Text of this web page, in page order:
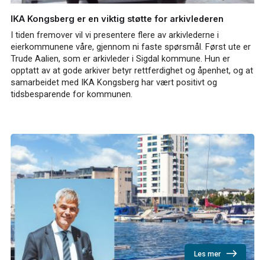
IKA Kongsberg er en viktig støtte for arkivlederen
I tiden fremover vil vi presentere flere av arkivlederne i
eierkommunene våre, gjennom ni faste spørsmål. Først ute er
Trude Aalien, som er arkivleder i Sigdal kommune. Hun er
opptatt av at gode arkiver betyr rettferdighet og åpenhet, og at
samarbeidet med IKA Kongsberg har vært positivt og
tidsbesparende for kommunen.
Les mer